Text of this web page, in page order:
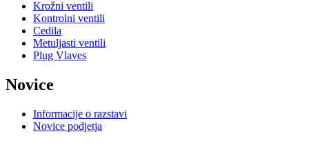
Krožni ventili
Kontrolni ventili
Cedila
Metuljasti ventili
Plug Vlaves
Novice
Informacije o razstavi
Novice podjetja